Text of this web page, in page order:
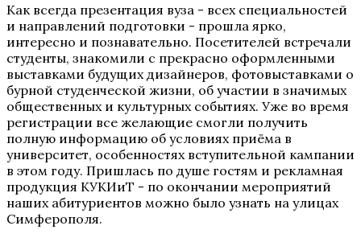
Как всегда презентация вуза - всех специальностей
и направлений подготовки - прошла ярко,
интересно и познавательно. Посетителей встречали
студенты, знакомили с прекрасно оформленными
выставками будущих дизайнеров, фотовыставками о
бурной студенческой жизни, об участии в значимых
общественных и культурных событиях. Уже во время
регистрации все желающие смогли получить
полную информацию об условиях приёма в
университет, особенностях вступительной кампании
в этом году. Пришлась по душе гостям и рекламная
продукция КУКИиТ - по окончании мероприятий
наших абитуриентов можно было узнать на улицах
Симферополя.